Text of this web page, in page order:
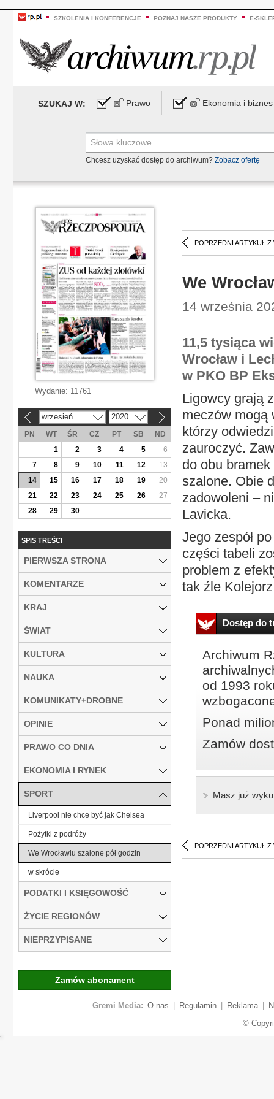
SZKOLENIA I KONFERENCJE POZNAJ NASZE PRODUKTY E-
SZUKAJ W: Prawo Ekonomia i biznes
Chcesz uzyskać dostęp do archiwum? Zobacz ofertę
POPRZEDNI ARTYKUŁ Z
We
14 września
11,5 tysiąca
Wrocław i
w PKO BP
Ligowcy grają
meczów mogą
którzy
zauroczyć.
do obu bramek
szalone. Obie
zadowoleni –
Lavicka.
Jego zespół
części tabeli
problem z
tak źle
Dostęp do
Archiwum
od 1993
Ponad
Zamów
Masz już
POPRZEDNI ARTYKUŁ Z
Wydanie: 11761
wrzesień 2020
PN WT ŚR CZ PT SB
ND
1
2 3 4 5
6
7
8 9 10 11 12
13
14
15 16 17 18 19
20
21
22 23 24 25 26
27
28
29 30
SPIS TREŚCI
PIERWSZA STRONA
KOMENTARZE
KRAJ
ŚWIAT
KULTURA
NAUKA
KOMUNIKATY+DROBNE
OPINIE
PRAWO CO DNIA
EKONOMIA I RYNEK
SPORT
Liverpool nie chce być jak Chelsea
Pożytki z podróży
We Wrocławiu szalone pół godzin
w skrócie
PODATKI I KSIĘGOWOŚĆ
ŻYCIE REGIONÓW
NIEPRZYPISANE
Zamów abonament
Gremi Media: O nas Regulamin Reklama
©